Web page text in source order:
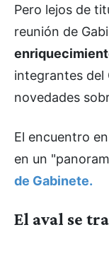
Pero lejos de
reunión de
integrantes del
novedades
El encuentro
en un
de Gabinete.
El aval se